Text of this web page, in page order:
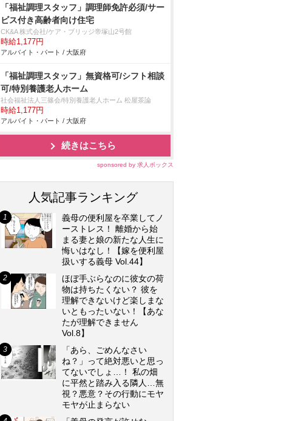
「福祉調理スタッフ」調理師免許必須/サー
ビス付き高齢者向け住宅
CK&A 株式会社/ケア・ブリッジ帝塚山2号館
時給1,177円
アルバイト・パート / 大阪府
「福祉調理スタッフ」無資格可/シフト相談
可/特別養護老人ホーム
社会福祉法人三篠会/特別養護老人ホーム 松屋茶論
時給1,177円
アルバイト・パート / 大阪府
続きはこちら
sponsored by 求人ボックス
人気記事ランキング
義母の便利屋を卒業してノ
ーストレス！ 離婚から始
まる妻と娘の新たな人生に
悔いはなし！【嫁を便利屋
扱いする義母 Vol.44】
ほぼ手ぶらなのに彼女の荷
物は持ちたくない？ 彼を
理解できないけど楽しまな
いともったいない！【あな
たが理解できません
Vol.8】
「あら、ごめんなさい
ね？」って絶対悪いと思っ
てないでしょ…！ 私の畑
に平然と踏み入る隣人…無
視？悪意？その行動にモヤ
モヤが止まらない